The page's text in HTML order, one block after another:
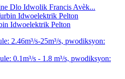
Dlo Idwolik Francis Avèk...
Idwoelektrik Pelton